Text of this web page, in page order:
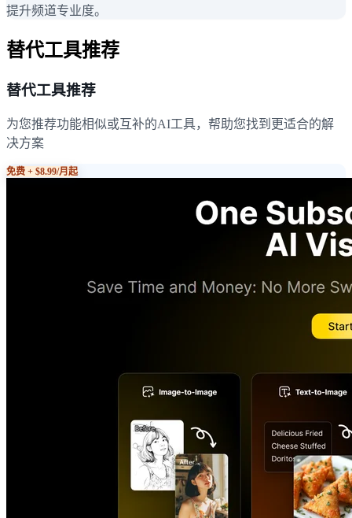
提升频道专业度。
替代工具推荐
替代工具推荐
为您推荐功能相似或互补的AI工具，帮助您找到更适合的解
决方案
免费 + $8.99/月起